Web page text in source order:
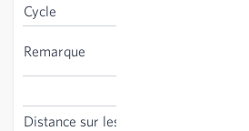
Cycle
Remarque
Distance sur les lignes